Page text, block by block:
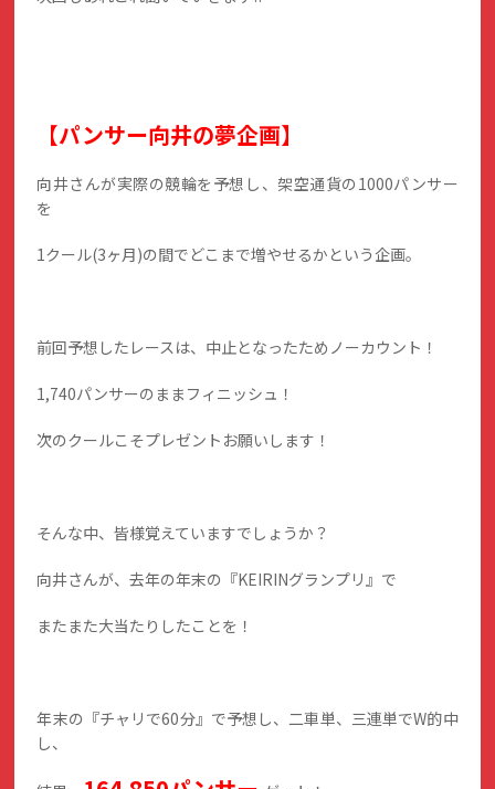
【パンサー向井の夢企画】
向井さんが実際の競輪を予想し、架空通貨の1000パンサー
を
1クール(3ヶ月)の間でどこまで増やせるかという企画。
前回予想したレースは、中止となったためノーカウント！
1,740パンサーのままフィニッシュ！
次のクールこそプレゼントお願いします！
そんな中、皆様覚えていますでしょうか？
向井さんが、去年の年末の『KEIRINグランプリ』で
またまた大当たりしたことを！
年末の『チャリで60分』で予想し、二車単、三連単でW的中
し、